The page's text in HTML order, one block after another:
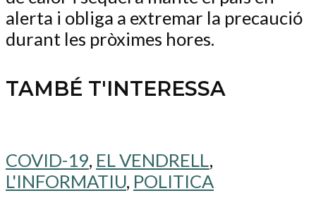
alerta i obliga a extremar la precaució
durant les pròximes hores.
TAMBÉ T'INTERESSA
COVID-19, EL VENDRELL ,
L'INFORMATIU, POLITICA